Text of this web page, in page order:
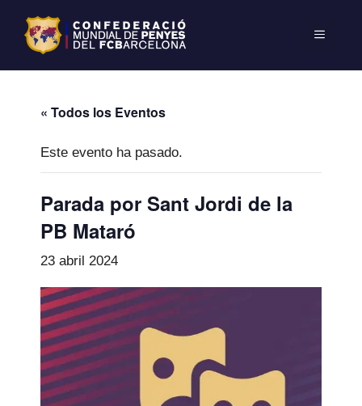
« Todos los Eventos
Este evento ha pasado.
Parada por Sant Jordi de la
PB Mataró
23 abril 2024